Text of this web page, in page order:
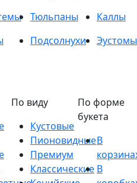
Тюльпаны
Каллы
Подсолнухи
Эустомы
По виду
Кустовые
Пионовидные
Премиум
Классические
По форме
букета
В
В